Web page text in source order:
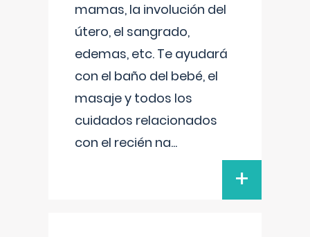
mamas, la involución del
útero, el sangrado,
edemas, etc. Te ayudará
con el baño del bebé, el
masaje y todos los
cuidados relacionados
con el recién na...
+